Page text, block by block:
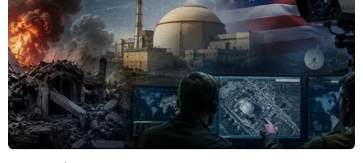
tiếp giáp Lạng Sơn, Bắc Giang
05/08/2020 08:42
Quảng Ninh lập chốt kiểm soát và thực hiện kiểm soát
24/24 giờ tại các đường liên huyện, liên xã, liên thôn từ
các địa phương đi Sơn Động (Bắc Giang), đặc biệt các
lối mòn từ tây Yên Tử sang Uông Bí.